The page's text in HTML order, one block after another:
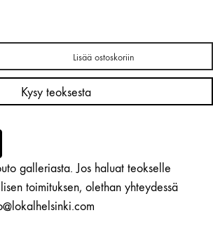
Lisää ostoskoriin
Kysy teoksesta
galleriasta. Jos haluat teokselle
toimituksen, olethan yhteydessä